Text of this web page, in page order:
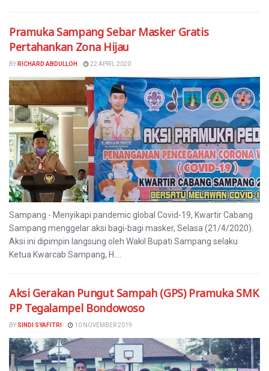
Pramuka Sampang Sebar Masker Gratis
Pertahankan Zona Hijau
BY RICHARD ABDULLOH 22 APRIL 2020
Sampang - Menyikapi pandemic global Covid-19, Kwartir Cabang
Sampang menggelar aksi bagi-bagi masker, Selasa (21/4/2020).
Aksi ini dipimpin langsung oleh Wakil Bupati Sampang selaku
Ketua Kwarcab Sampang, H....
Aksi Gerakan Pungut Sampah (GPS) Pramuka SMK
PP Tegalampel Bondowoso
BY SINDI SYAFITRI 10 NOVEMBER 2019